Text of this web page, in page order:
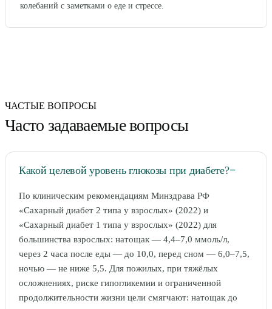
колебаний с заметками о еде и стрессе.
ЧАСТЫЕ ВОПРОСЫ
Часто задаваемые вопросы
Какой целевой уровень глюкозы при диабете?−
По клиническим рекомендациям Минздрава РФ
«Сахарный диабет 2 типа у взрослых» (2022) и
«Сахарный диабет 1 типа у взрослых» (2022) для
большинства взрослых: натощак — 4,4–7,0 ммоль/л,
через 2 часа после еды — до 10,0, перед сном — 6,0–7,5,
ночью — не ниже 5,5. Для пожилых, при тяжёлых
осложнениях, риске гипогликемии и ограниченной
продолжительности жизни цели смягчают: натощак до